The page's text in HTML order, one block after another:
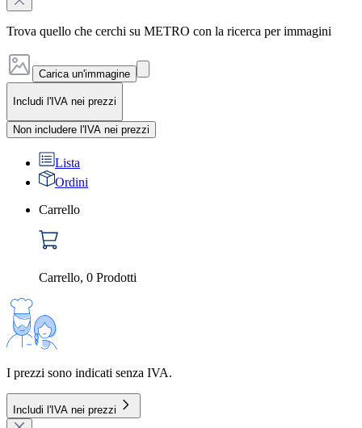
Trova quello che cerchi su METRO con la ricerca per immagini
Carica un'immagine
Includi l'IVA nei prezzi
Non includere l'IVA nei prezzi
Lista
Ordini
Carrello
Carrello, 0 Prodotti
I prezzi sono indicati senza IVA.
Includi l'IVA nei prezzi